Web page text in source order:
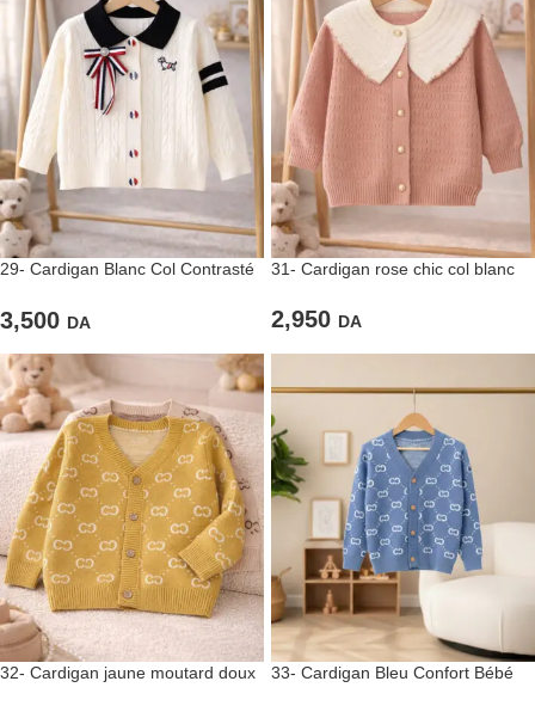
29- Cardigan Blanc Col Contrasté
3,500 DA
31- Cardigan rose chic col blanc
2,950 DA
32- Cardigan jaune moutard doux
33- Cardigan Bleu Confort Bébé